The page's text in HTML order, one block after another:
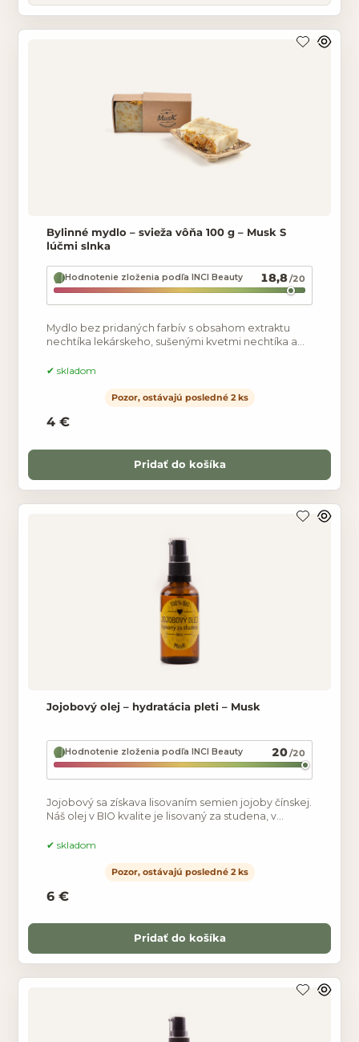
Bylinné mydlo – svieža vôňa 100 g – Musk S
lúčmi slnka
Hodnotenie zloženia podľa INCI Beauty 18,8/20
Mydlo bez pridaných farbív s obsahom extraktu
nechtíka lekárskeho, sušenými kvetmi nechtíka a
je prírodné,
skladom
Pozor, ostávajú posledné 2 ks
4 €
Pridať do košíka
Jojobový olej – hydratácia pleti – Musk
Hodnotenie zloženia podľa INCI Beauty 20/20
Jojobový sa získava lisovaním semien jojoby čínskej.
Náš olej v BIO kvalite je lisovaný za studena, v
zloženie
skladom
Pozor, ostávajú posledné 2 ks
6 €
Pridať do košíka